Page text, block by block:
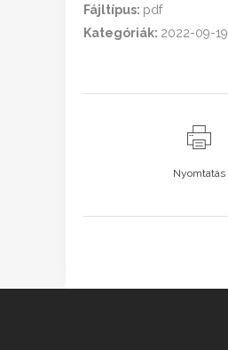
Fájltípus: pdf
Kategóriák: 2022-09-19
Nyomtatás